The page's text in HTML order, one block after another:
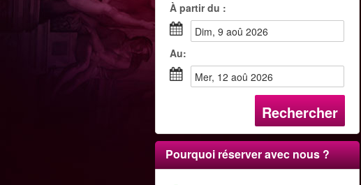
À partir du :
dim, 9 aoû 2026
Au:
mer, 12 aoû 2026
Rechercher
Pourquoi réserver avec nous ?